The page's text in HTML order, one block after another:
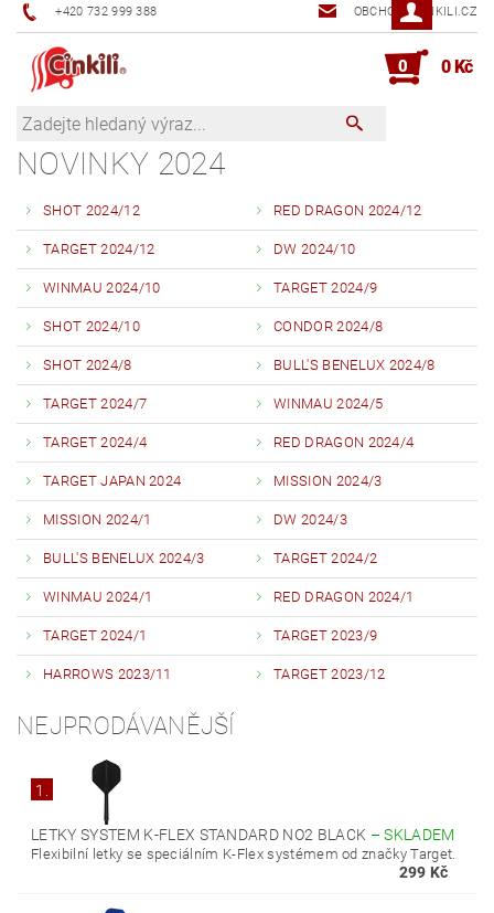
+420 732 999 388 OBCHOD@CINKILI.CZ
0 0 Kč
NOVINKY 2024
SHOT 2024/12 RED DRAGON 2024/12
TARGET 2024/12 DW 2024/10
WINMAU 2024/10 TARGET 2024/9
SHOT 2024/10 CONDOR 2024/8
SHOT 2024/8 BULL'S BENELUX 2024/8
TARGET 2024/7 WINMAU 2024/5
TARGET 2024/4 RED DRAGON 2024/4
TARGET JAPAN 2024 MISSION 2024/3
MISSION 2024/1 DW 2024/3
BULL'S BENELUX 2024/3 TARGET 2024/2
WINMAU 2024/1 RED DRAGON 2024/1
TARGET 2024/1 TARGET 2023/9
HARROWS 2023/11 TARGET 2023/12
NEJPRODÁVANĚJŠÍ
1.
LETKY SYSTEM K-FLEX STANDARD NO2 BLACK –SKLADEM
Flexibilní letky se speciálním K-Flex systémem od značky Target.
299 Kč